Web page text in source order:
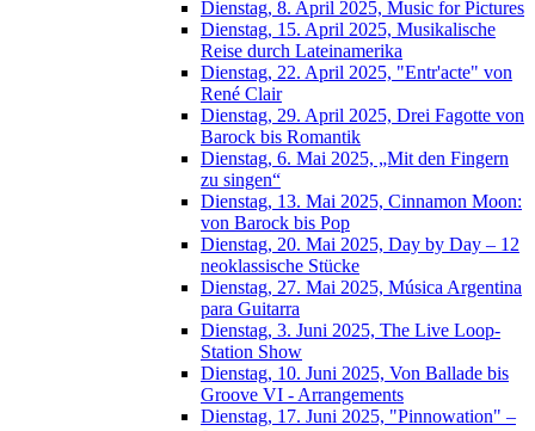
Dienstag, 8. April 2025, Music for Pictures
Dienstag, 15. April 2025, Musikalische
Reise durch Lateinamerika
Dienstag, 22. April 2025, "Entr'acte" von
René Clair
Dienstag, 29. April 2025, Drei Fagotte von
Barock bis Romantik
Dienstag, 6. Mai 2025, „Mit den Fingern
zu singen“
Dienstag, 13. Mai 2025, Cinnamon Moon:
von Barock bis Pop
Dienstag, 20. Mai 2025, Day by Day – 12
neoklassische Stücke
Dienstag, 27. Mai 2025, Música Argentina
para Guitarra
Dienstag, 3. Juni 2025, The Live Loop-
Station Show
Dienstag, 10. Juni 2025, Von Ballade bis
Groove VI - Arrangements
Dienstag, 17. Juni 2025, "Pinnowation" –